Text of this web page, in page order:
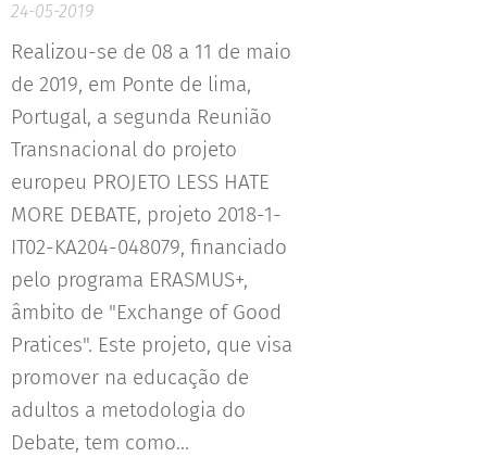
24-05-2019
Realizou-se de 08 a 11 de maio
de 2019, em Ponte de lima,
Portugal, a segunda Reunião
Transnacional do projeto
europeu PROJETO LESS HATE
MORE DEBATE, projeto 2018-1-
IT02-KA204-048079, financiado
pelo programa ERASMUS+,
âmbito de "Exchange of Good
Pratices". Este projeto, que visa
promover na educação de
adultos a metodologia do
Debate, tem como...